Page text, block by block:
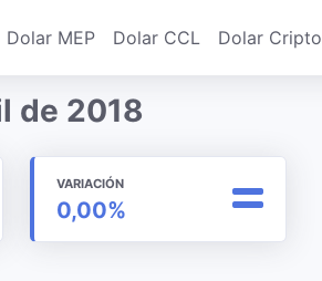
Dolar MEP Dolar CCL Dolar Cripto
de 2018
VARIACIÓN
0,00%